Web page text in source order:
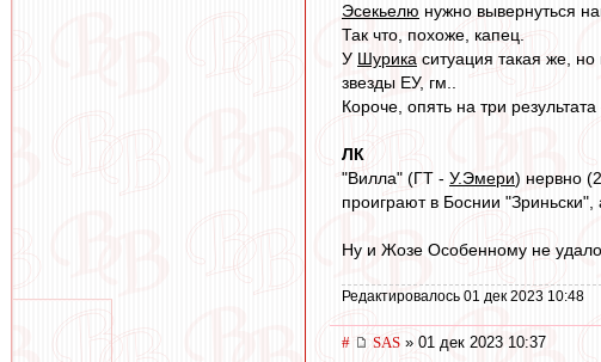
Эсекьелю нужно вывернуться
Так что, похоже, капец.
У Шурика ситуация такая же,
звезды ЕУ, гм..
Короче, опять на три
ЛК
"Вилла" (ГТ - У.Эмери) нервно
проиграют в Боснии
Ну и Жозе Особенному не
Редактировалось 01 дек 2023 10:48
# SAS » 01 дек 2023 10:37